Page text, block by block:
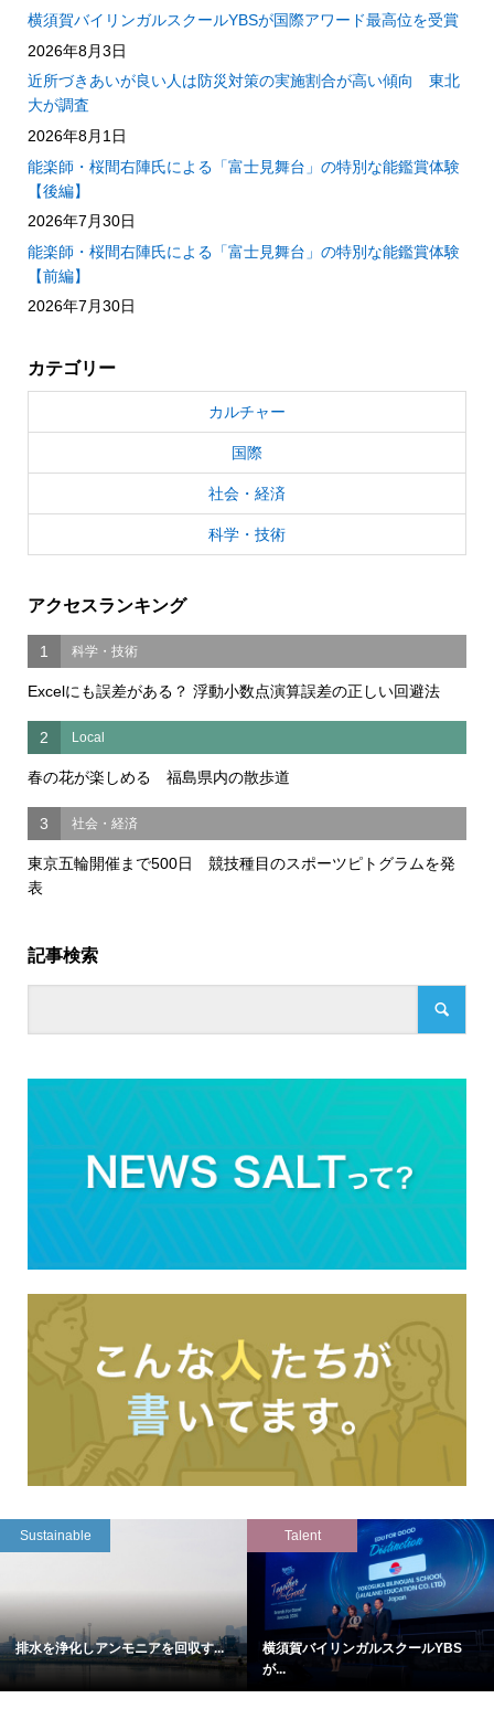
横須賀バイリンガルスクールYBSが国際アワード最高位を受賞
2026年8月3日
近所づきあいが良い人は防災対策の実施割合が高い傾向 東北
大が調査
2026年8月1日
能楽師・桜間右陣氏による「富士見舞台」の特別な能鑑賞体験
【後編】
2026年7月30日
能楽師・桜間右陣氏による「富士見舞台」の特別な能鑑賞体験
【前編】
2026年7月30日
カテゴリー
カルチャー
国際
社会・経済
科学・技術
アクセスランキング
1 科学・技術
Excelにも誤差がある？ 浮動小数点演算誤差の正しい回避法
2 Local
春の花が楽しめる 福島県内の散歩道
3 社会・経済
東京五輪開催まで500日 競技種目のスポーツピトグラムを発
表
記事検索
Sustainable
排水を浄化しアンモニアを回収す...
Talent
横須賀バイリンガルスクールYBS
が...